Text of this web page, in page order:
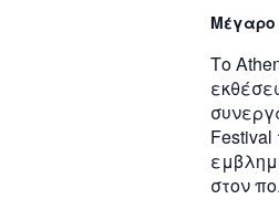
Το
στον